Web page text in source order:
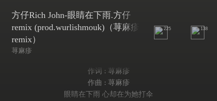
方仔Rich John-眼睛在下雨.方仔
remix (prod.wurlishmouk)（荨麻疹
remix）
荨麻疹
225 138
作词 : 荨麻疹
作曲 : 荨麻疹
眼睛在下雨 心却在为她打伞